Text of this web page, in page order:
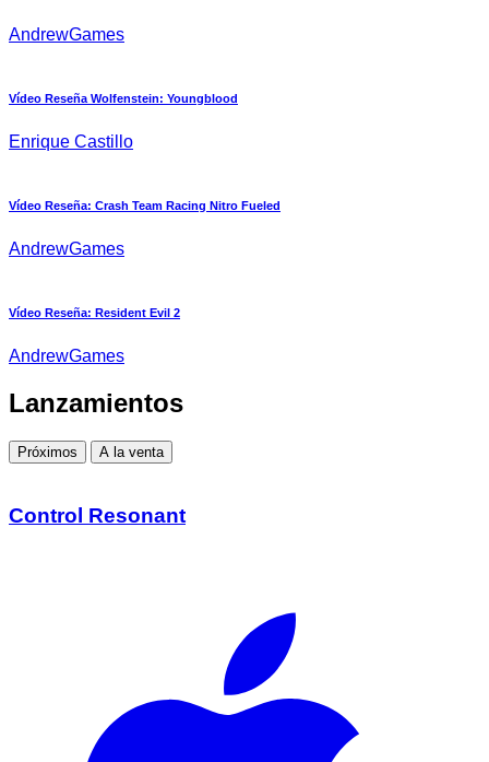
AndrewGames
Vídeo Reseña Wolfenstein: Youngblood
Enrique Castillo
Vídeo Reseña: Crash Team Racing Nitro Fueled
AndrewGames
Vídeo Reseña: Resident Evil 2
AndrewGames
Lanzamientos
Próximos A la venta
Control Resonant